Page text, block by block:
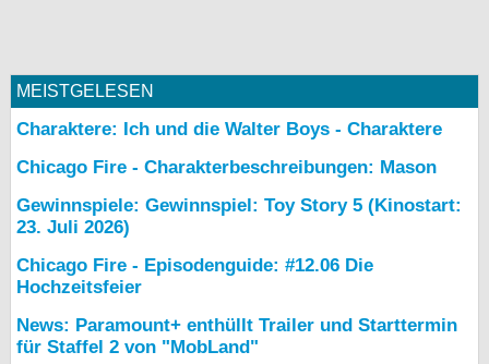
MEISTGELESEN
Charaktere: Ich und die Walter Boys - Charaktere
Chicago Fire - Charakterbeschreibungen: Mason
Gewinnspiele: Gewinnspiel: Toy Story 5 (Kinostart:
23. Juli 2026)
Chicago Fire - Episodenguide: #12.06 Die
Hochzeitsfeier
News: Paramount+ enthüllt Trailer und Starttermin
für Staffel 2 von "MobLand"